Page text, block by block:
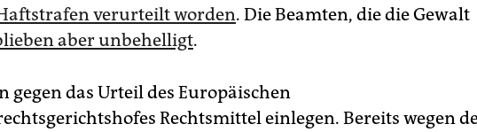
verurteilt worden. Die Beamten, die die Gewalt
aber unbehelligt.
gegen das Urteil des Europäischen
Rechtsmittel einlegen. Bereits wegen